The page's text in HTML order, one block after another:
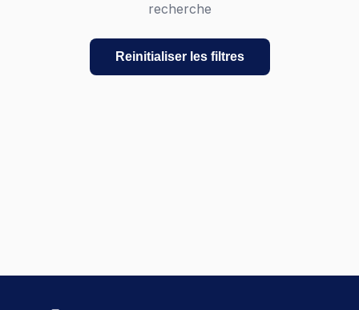
recherche
Reinitialiser les filtres